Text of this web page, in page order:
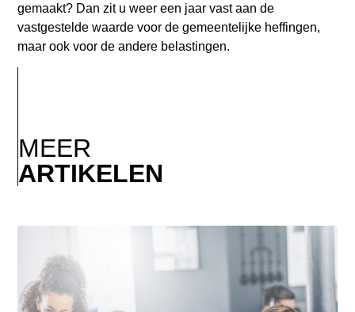
gemaakt? Dan zit u weer een jaar vast aan de
vastgestelde waarde voor de gemeentelijke heffingen,
maar ook voor de andere belastingen.
MEER
ARTIKELEN